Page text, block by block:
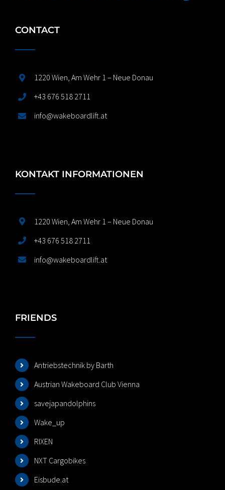
CONTACT
1220 Wien, Am Wehr 1 – Neue Donau
+43 676 518 2711
info@wakeboardlift.at
KONTAKT INFORMATIONEN
1220 Wien, Am Wehr 1 – Neue Donau
+43 676 518 2711
info@wakeboardlift.at
FRIENDS
Antriebstechnik by Barth
Austrian Wakeboard Club Vienna
savejapandolphins
Wake_up
RIXEN
NXT Cargobikes
Eisbude.at